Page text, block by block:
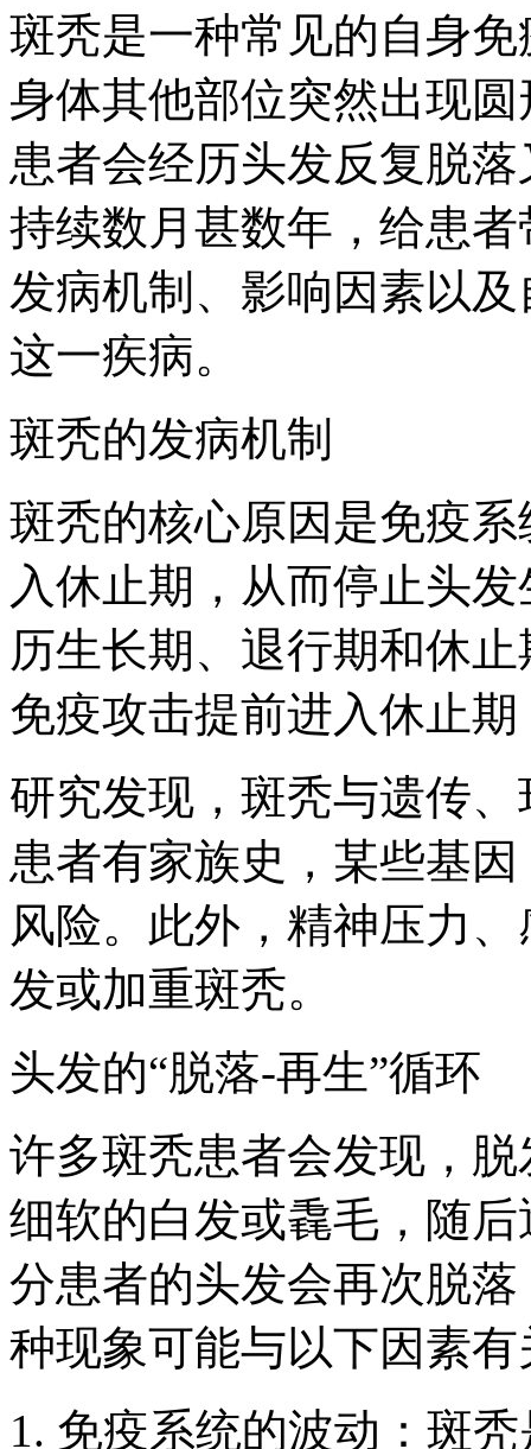
斑秃是一种常见的自身
身体其他部位突然出现
患者会经历头发反复脱
持续数月甚数年，给患
发病机制、影响因素以
这一疾病。
斑秃的发病机制
斑秃的核心原因是免疫
入休止期，从而停止头
历生长期、退行期和休
免疫攻击提前进入休止
研究发现，斑秃与遗传
患者有家族史，某些基
风险。此外，精神压力
发或加重斑秃。
头发的“脱落-再生”循环
许多斑秃患者会发现，
细软的白发或毳毛，随
分患者的头发会再次脱
种现象可能与以下因素有
1. 免疫系统的波动：斑